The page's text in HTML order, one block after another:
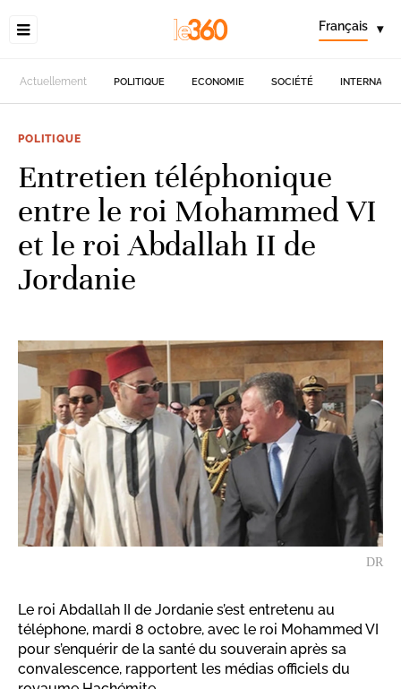
Français ▾
Actuellement POLITIQUE ECONOMIE SOCIÉTÉ
POLITIQUE
Entretien téléphonique
entre le roi Mohammed VI
et le roi Abdallah II de
Jordanie
DR
Le roi Abdallah II de Jordanie s’est entretenu au
téléphone, mardi 8 octobre, avec le roi Mohammed VI
pour s’enquérir de la santé du souverain après sa
convalescence, rapportent les médias officiels du